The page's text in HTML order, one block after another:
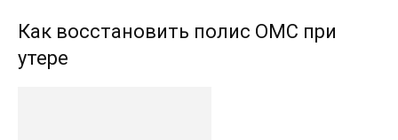
Как восстановить полис ОМС при
утере